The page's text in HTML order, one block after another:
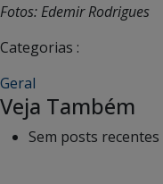
Fotos: Edemir Rodrigues
Categorias :
Geral
Veja Também
Sem posts